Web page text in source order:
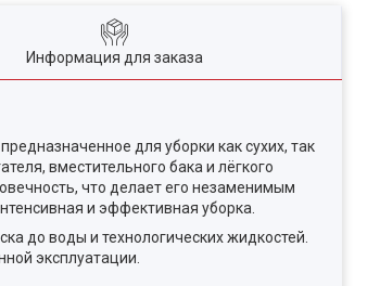
Информация для заказа
для уборки как сухих, так
вместительного бака и лёгкого
что делает его незаменимым
и эффективная уборка.
до воды и технологических жидкостей.
эксплуатации.